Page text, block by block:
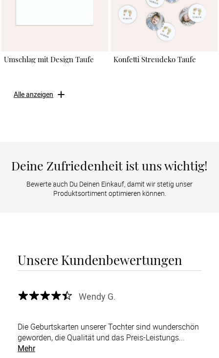
Umschlag mit Design Taufe Konfetti Streudeko Taufe
Alle anzeigen
Deine Zufriedenheit ist uns wichtig!
Bewerte auch Du Deinen Einkauf, damit wir stetig unser
Produktsortiment optimieren können.
Unsere Kundenbewertungen
Wendy G.
Die Geburtskarten unserer Tochter sind wunderschön
geworden, die Qualität und das Preis-Leistungs...
Mehr